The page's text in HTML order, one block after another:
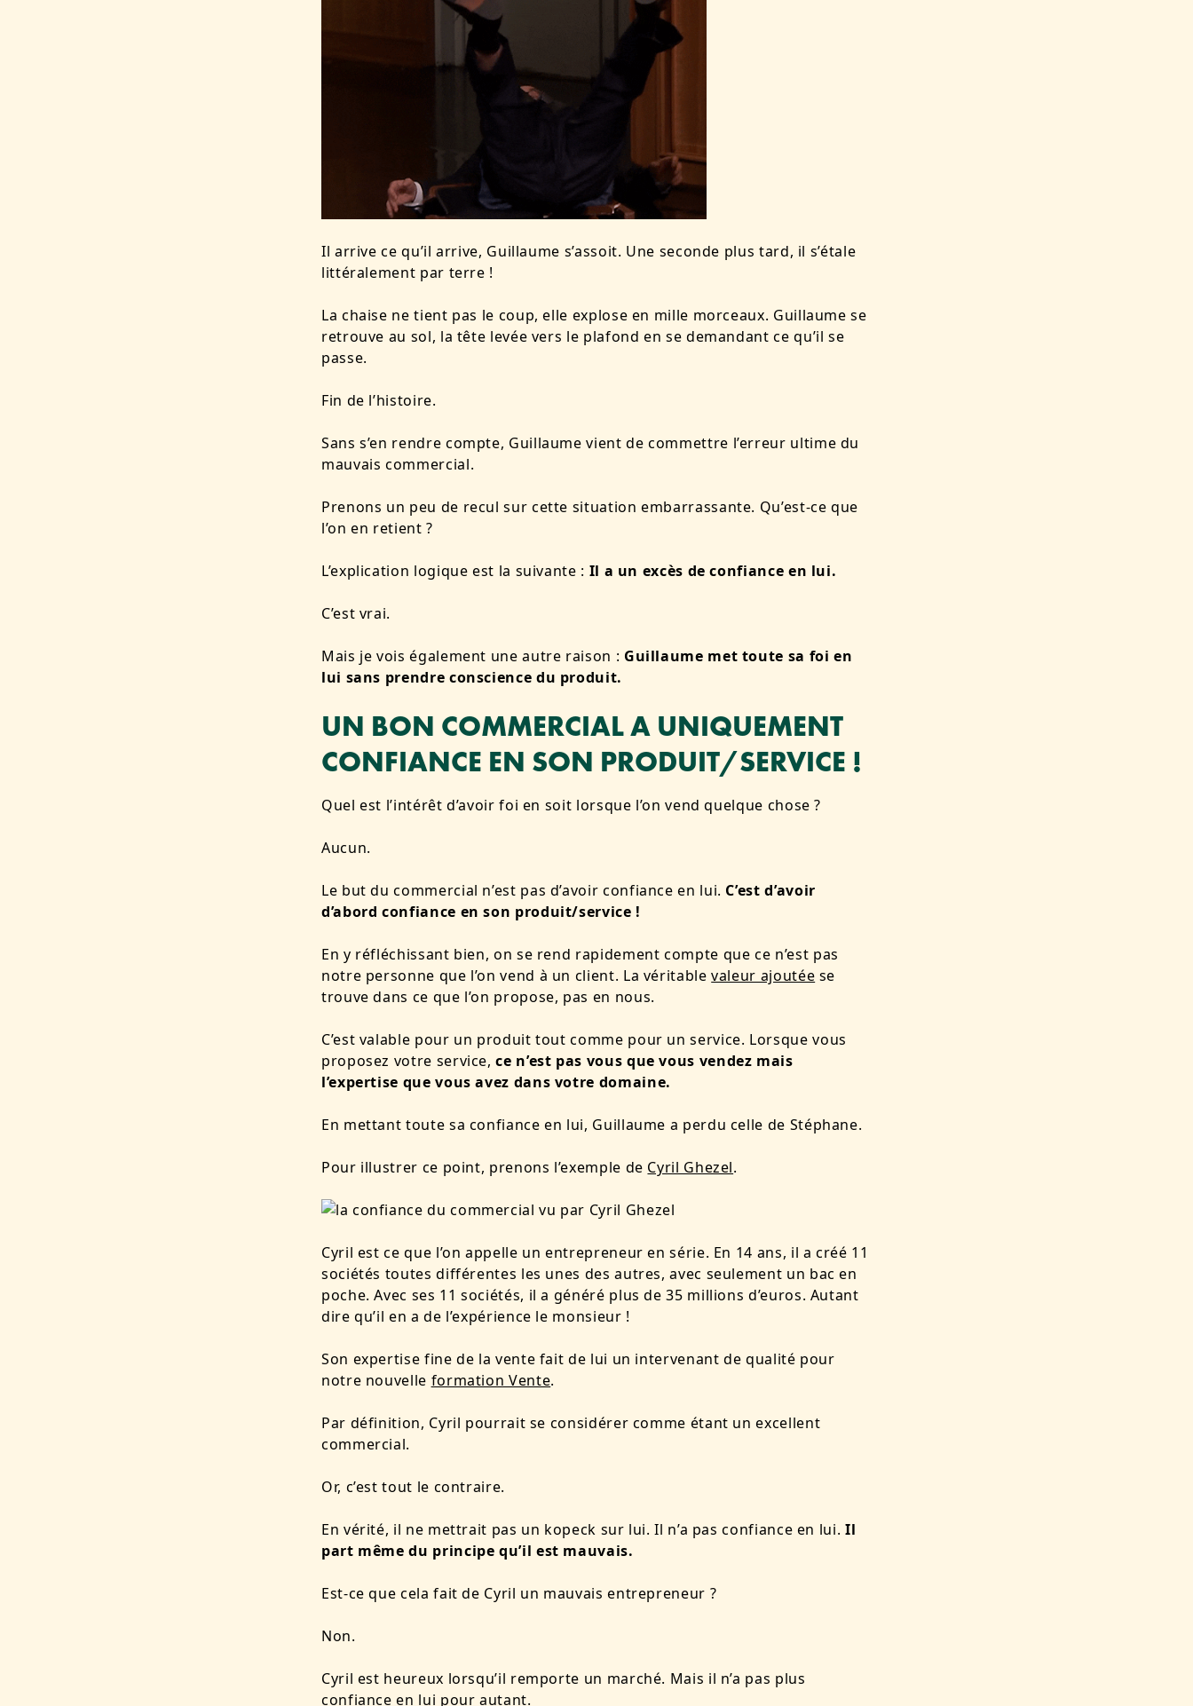
Il arrive ce qu’il arrive, Guillaume s’assoit. Une seconde plus tard, il s’étale
littéralement par terre !
La chaise ne tient pas le coup, elle explose en mille morceaux. Guillaume se
retrouve au sol, la tête levée vers le plafond en se demandant ce qu’il se
passe.
Fin de l’histoire.
Sans s’en rendre compte, Guillaume vient de commettre l’erreur ultime du
mauvais commercial.
Prenons un peu de recul sur cette situation embarrassante. Qu’est-ce que
l’on en retient ?
L’explication logique est la suivante : Il a un excès de confiance en lui.
C’est vrai.
Mais je vois également une autre raison : Guillaume met toute sa foi en
lui sans prendre conscience du produit.
UN BON COMMERCIAL A UNIQUEMENT
CONFIANCE EN SON PRODUIT/SERVICE !
Quel est l’intérêt d’avoir foi en soit lorsque l’on vend quelque chose ?
Aucun.
Le but du commercial n’est pas d’avoir confiance en lui. C’est d’avoir
d’abord confiance en son produit/service !
En y réfléchissant bien, on se rend rapidement compte que ce n’est pas
notre personne que l’on vend à un client. La véritablevaleur ajoutée se
trouve dans ce que l’on propose, pas en nous.
C’est valable pour un produit tout comme pour un service. Lorsque vous
proposez votre service,ce n’est pas vous que vous vendez mais
l’expertise que vous avez dans votre domaine.
En mettant toute sa confiance en lui, Guillaume a perdu celle de Stéphane.
Pour illustrer ce point, prenons l’exemple de Cyril Ghezel.
Cyril est ce que l’on appelle un entrepreneur en série. En 14 ans, il a créé 11
sociétés toutes différentes les unes des autres, avec seulement un bac en
poche. Avec ses 11 sociétés, il a généré plus de 35 millions d’euros. Autant
dire qu’il en a de l’expérience le monsieur !
Son expertise fine de la vente fait de lui un intervenant de qualité pour
notre nouvelle formation Vente.
Par définition, Cyril pourrait se considérer comme étant un excellent
commercial.
Or, c’est tout le contraire.
En vérité, il ne mettrait pas un kopeck sur lui. Il n’a pas confiance en lui. Il
part même du principe qu’il est mauvais.
Est-ce que cela fait de Cyril un mauvais entrepreneur ?
Non.
Cyril est heureux lorsqu’il remporte un marché. Mais il n’a pas plus
confiance en lui pour autant.